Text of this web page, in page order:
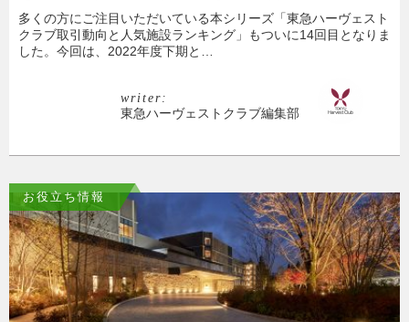
多くの方にご注目いただいている本シリーズ「東急ハーヴェスト
クラブ取引動向と人気施設ランキング」もついに14回目となりま
した。今回は、2022年度下期と…
writer:
東急ハーヴェストクラブ編集部
お役立ち情報